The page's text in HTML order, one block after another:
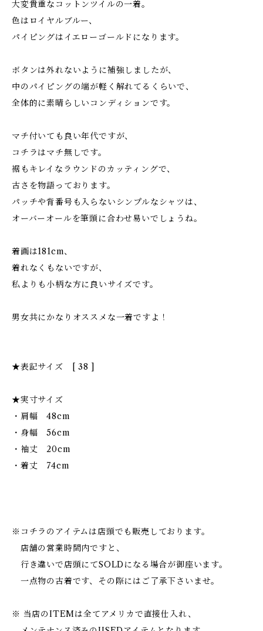
大変貴重なコットンツイルの一着。
色はロイヤルブルー、
パイピングはイエローゴールドになります。
ボタンは外れないように補強しましたが、
中のパイピングの端が軽く解れてるくらいで、
全体的に素晴らしいコンディションです。
マチ付いても良い年代ですが、
コチラはマチ無しです。
裾もキレイなラウンドのカッティングで、
古さを物語っております。
パッチや背番号も入らないシンプルなシャツは、
オーバーオールを筆頭に合わせ易いでしょうね。
着画は181cm、
着れなくもないですが、
私よりも小柄な方に良いサイズです。
男女共にかなりオススメな一着ですよ！
★表記サイズ [ 38 ]
★実寸サイズ
・肩幅 48cm
・身幅 56cm
・袖丈 20cm
・着丈 74cm
※コチラのアイテムは店頭でも販売しております。
店舗の営業時間内ですと、
行き違いで店頭にてSOLDになる場合が御座います。
一点物の古着です、その際にはご了承下さいませ。
※ 当店のITEMは全てアメリカで直接仕入れ、